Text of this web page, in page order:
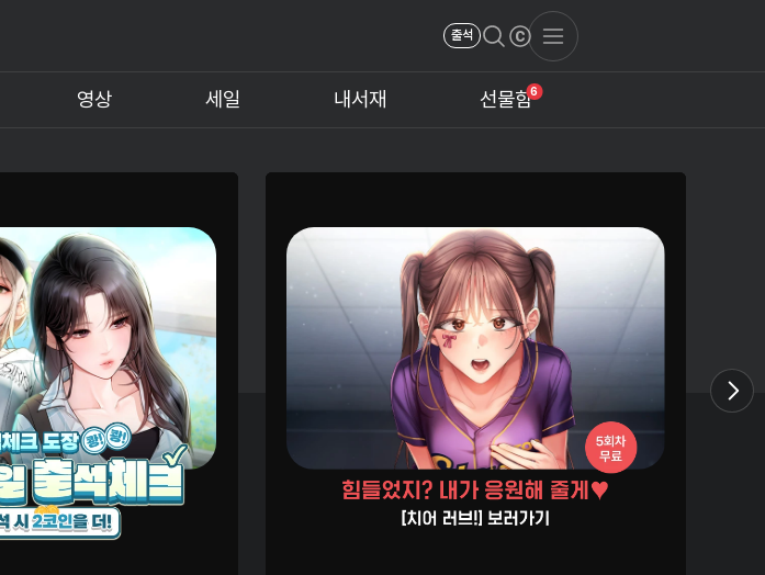
출석
영상 세일 내서재 6
선물함